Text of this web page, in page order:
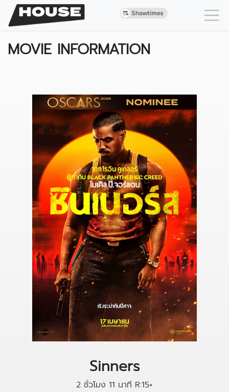
MOVIE INFORMATION
Sinners
2 ชั่วโมง 11 นาที R:15+